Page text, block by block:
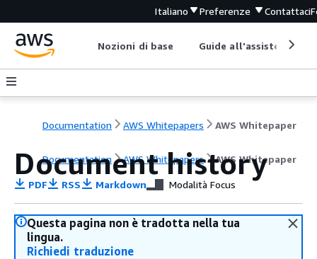
Italiano Preferenze Contattaci
Nozioni di base Guide all'assistenza
Documentation AWS Whitepapers AWS Whitepaper
Documentation AWS Whitepapers AWS Whitepaper
Document history
PDF RSS Markdown Modalità Focus
Questa pagina non è tradotta nella tua
lingua.
Richiedi traduzione